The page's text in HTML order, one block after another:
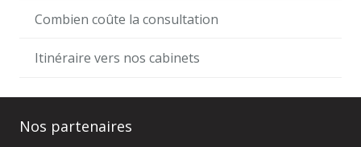
Combien coûte la consultation
Itinéraire vers nos cabinets
Nos partenaires